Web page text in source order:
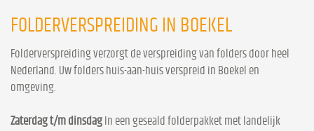
FOLDERVERSPREIDING IN BOEKEL
Folderverspreiding verzorgt de verspreiding van folders door heel
Nederland. Uw folders huis-aan-huis verspreid in Boekel en
omgeving.
Zaterdag t/m dinsdag In een geseald folderpakket met landelijk